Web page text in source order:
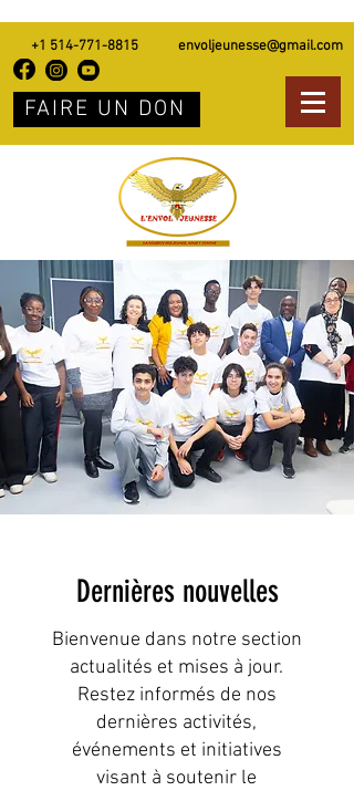
+1 514-771-8815 envoljeunesse@gmail.com
FAIRE UN DON
Dernières nouvelles
Bienvenue dans notre section
actualités et mises à jour.
Restez informés de nos
dernières activités,
événements et initiatives
visant à soutenir le